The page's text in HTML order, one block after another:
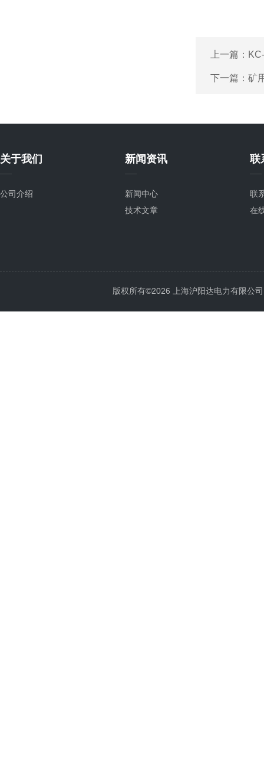
上一篇：
下一篇： 矿
关于我们
公司介绍
新闻资讯
新闻中心
技术文章
联
联
在
版权所有©2026 上海沪阳达电力有限公